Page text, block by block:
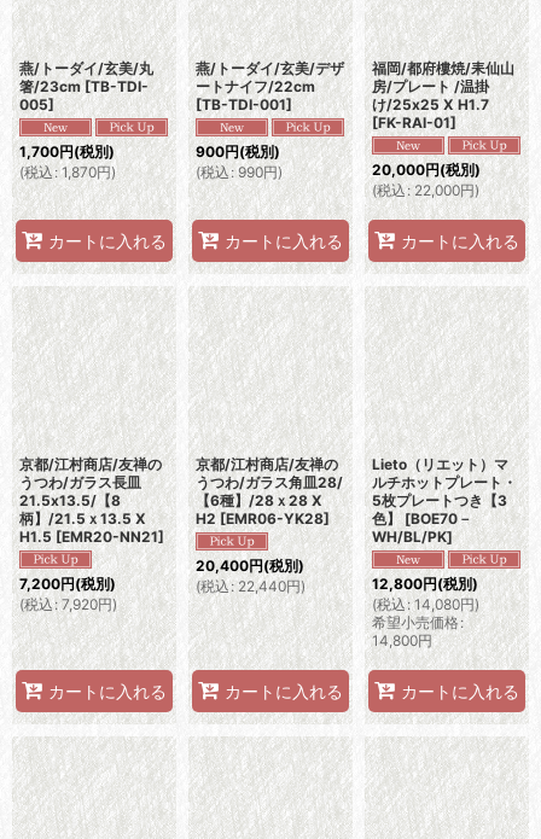
燕/トーダイ/玄美/丸
箸/23cm [TB-TDI-
005]
1,700円(税別)
(税込 : 1,870円)
カートに入れる
燕/トーダイ/玄美/デザ
ートナイフ/22cm
[TB-TDI-001]
900円(税別)
(税込: 990円)
カートに入れる
福岡/都府樓焼/耒仙山
房/プレート /温掛
け/25x25 X H1.7
[FK-RAI-01]
20,000円(税別)
(税込: 22,000円)
カートに入れる
京都/江村商店/友禅の
うつわ/ガラス長皿
21.5x13.5/【8
柄】/21.5ｘ13.5 X
H1.5 [EMR20-NN21]
7,200円(税別)
(税込: 7,920円)
カートに入れる
京都/江村商店/友禅の
うつわ/ガラス角皿28/
【6種】/28ｘ28 X
H2 [EMR06-YK28]
20,400円(税別)
(税込: 22,440円)
カートに入れる
Lieto（リエット）マ
ルチホットプレート・
5枚プレートつき【3
色】 [BOE70－
WH/BL/PK]
12,800円(税別)
(税込: 14,080円)
希望小売価格:
14,800円
カートに入れる